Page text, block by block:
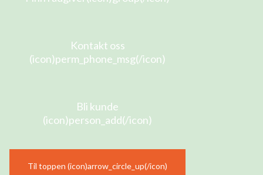
Kontakt oss
(icon)perm_phone_msg(/icon)
Bli kunde
(icon)person_add(/icon)
Til toppen (icon)arrow_circle_up(/icon)